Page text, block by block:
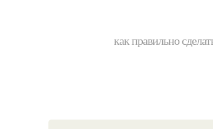
как правильно